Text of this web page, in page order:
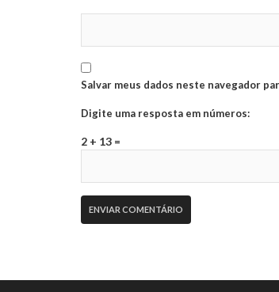
Salvar meus dados neste navegador
Digite uma resposta em números:
2 + 13 =